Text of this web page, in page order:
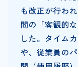
も改正が行わ
間の「客観的
した。タイム
や、従業員の